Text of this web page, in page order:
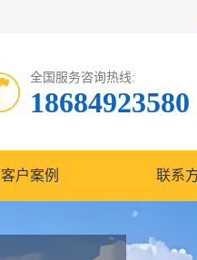
全国服务咨询热线:
18684923580
客户案例 联系